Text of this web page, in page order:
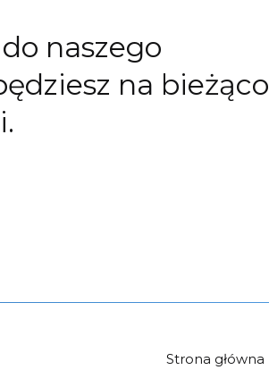
naszego
na bieżąco
Strona główna